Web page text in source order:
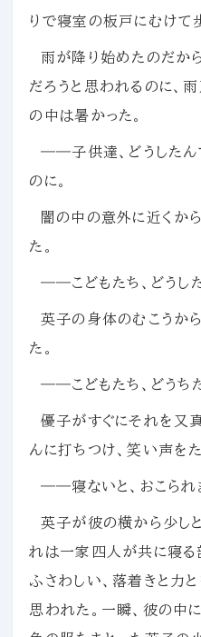
りで寝室の板戸にむけて
雨が降り始めたのだか
だろうと思われるのに、
の中は暑かった。
――子供達、どうしたん
のに。
闇の中の意外に近くか
た。
――こどもたち、どうした
英子の身体のむこうか
た。
――こどもたち、どうちた
優子がすぐにそれを又
んに打ちつけ、笑い声をた
――寝ないと、おこられ
英子が彼の横から少し
れは一家四人が共に寝
ふさわしい、落着きと力
思われた。一瞬、彼の中